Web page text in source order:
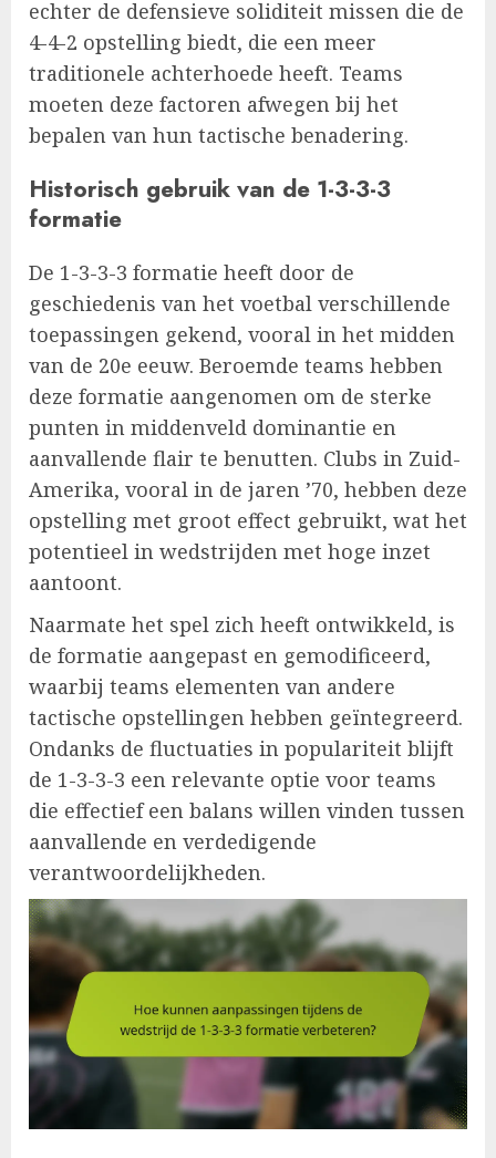
echter de defensieve soliditeit missen die de
4-4-2 opstelling biedt, die een meer
traditionele achterhoede heeft. Teams
moeten deze factoren afwegen bij het
bepalen van hun tactische benadering.
Historisch gebruik van de 1-3-3-3
formatie
De 1-3-3-3 formatie heeft door de
geschiedenis van het voetbal verschillende
toepassingen gekend, vooral in het midden
van de 20e eeuw. Beroemde teams hebben
deze formatie aangenomen om de sterke
punten in middenveld dominantie en
aanvallende flair te benutten. Clubs in Zuid-
Amerika, vooral in de jaren ’70, hebben deze
opstelling met groot effect gebruikt, wat het
potentieel in wedstrijden met hoge inzet
aantoont.
Naarmate het spel zich heeft ontwikkeld, is
de formatie aangepast en gemodificeerd,
waarbij teams elementen van andere
tactische opstellingen hebben geïntegreerd.
Ondanks de fluctuaties in populariteit blijft
de 1-3-3-3 een relevante optie voor teams
die effectief een balans willen vinden tussen
aanvallende en verdedigende
verantwoordelijkheden.